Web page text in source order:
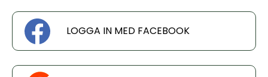
LOGGA IN MED FACEBOOK